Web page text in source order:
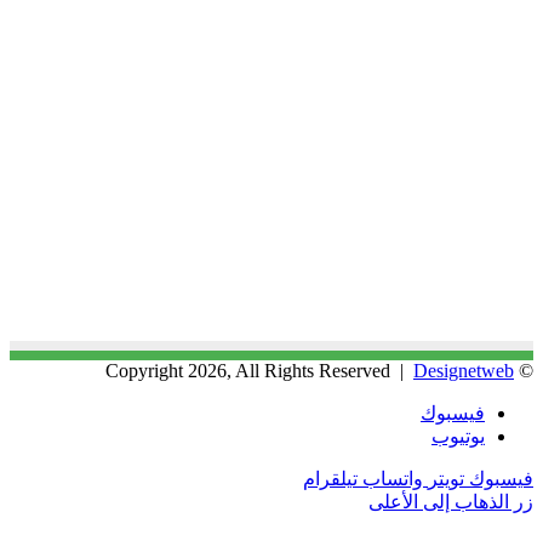
© Copyright 2026, All Rights Reserved |
Designetweb
فيسبوك
يوتيوب
فيسبوك تويتر واتساب تيلقرام
زر الذهاب إلى الأعلى